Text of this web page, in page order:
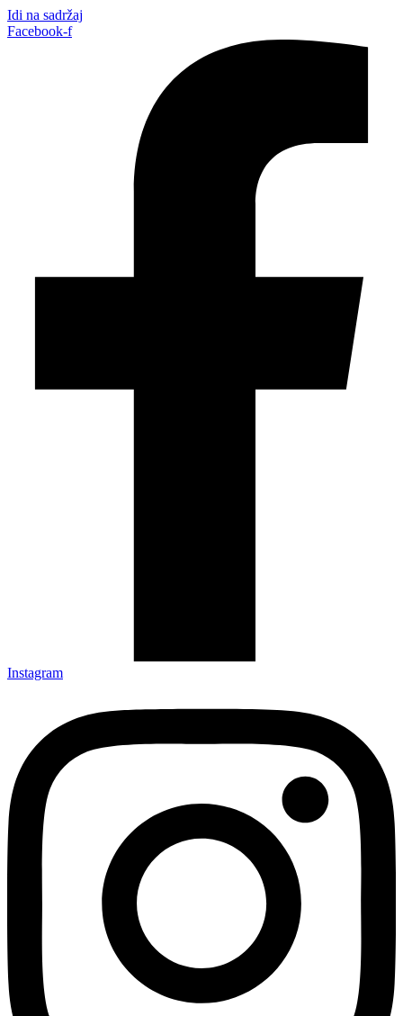
Idi na sadržaj
Facebook-f
Instagram